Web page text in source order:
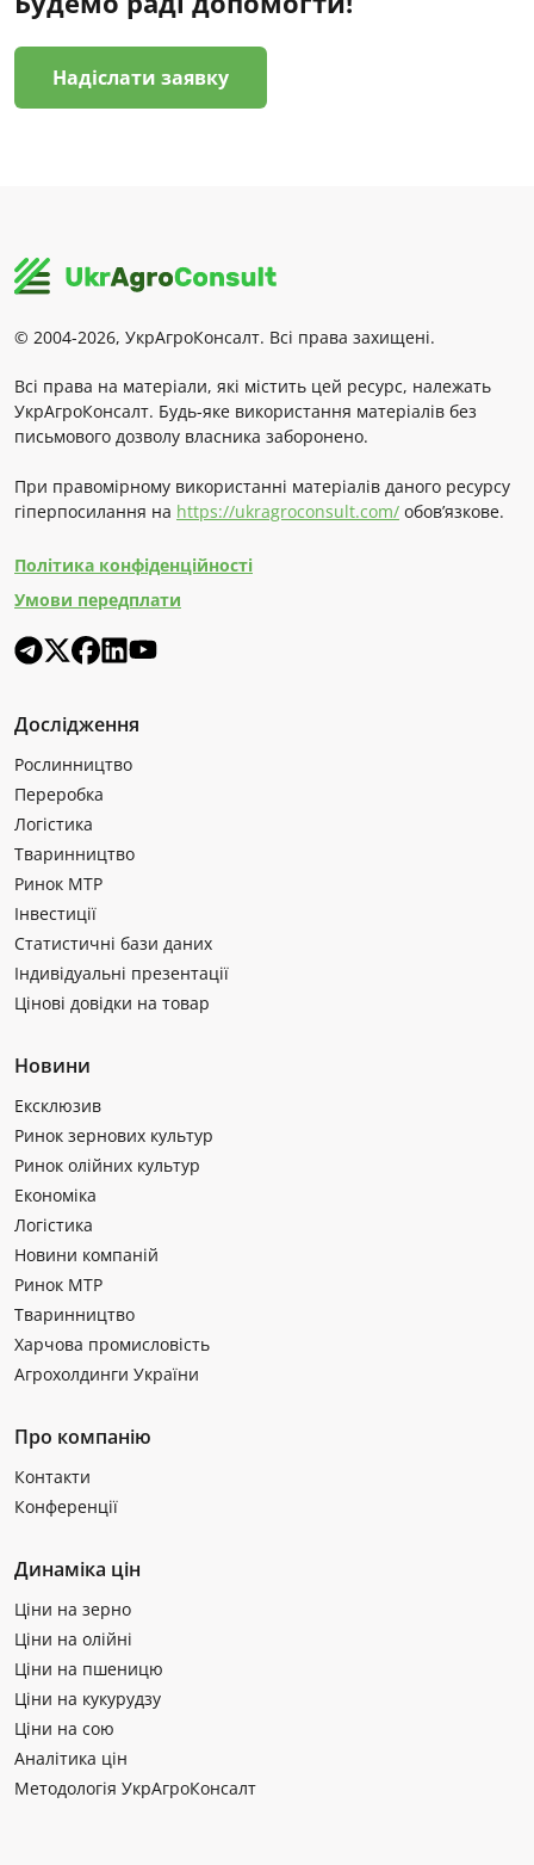
Надіслати заявку
© 2004-2026, УкрАгроКонсалт. Всі права захищені.
Всі права на матеріали, які містить цей ресурс, належать
УкрАгроКонсалт. Будь-яке використання матеріалів без
письмового дозволу власника заборонено.
При правомірному використанні матеріалів даного ресурсу
гіперпосилання на https://ukragroconsult.com/ обов’язкове.
Політика конфіденційності
Умови передплати
Дослідження
Рослинництво
Переробка
Логістика
Тваринництво
Ринок МТР
Інвестиції
Статистичні бази даних
Індивідуальні презентації
Цінові довідки на товар
Новини
Ексклюзив
Ринок зернових культур
Ринок олійних культур
Економіка
Логістика
Новини компаній
Ринок МТР
Тваринництво
Харчова промисловість
Агрохолдинги України
Про компанію
Контакти
Конференції
Динаміка цін
Ціни на зерно
Ціни на олійні
Ціни на пшеницю
Ціни на кукурудзу
Ціни на сою
Аналітика цін
Методологія УкрАгроКонсалт